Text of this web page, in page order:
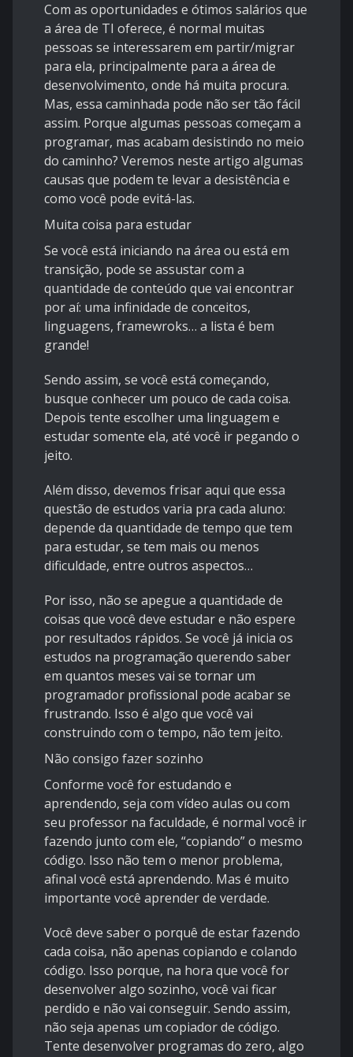
Com as oportunidades e ótimos salários que
a área de TI oferece, é normal muitas
pessoas se interessarem em partir/migrar
para ela, principalmente para a área de
desenvolvimento, onde há muita procura.
Mas, essa caminhada pode não ser tão fácil
assim. Porque algumas pessoas começam a
programar, mas acabam desistindo no meio
do caminho? Veremos neste artigo algumas
causas que podem te levar a desistência e
como você pode evitá-las.
Muita coisa para estudar
Se você está iniciando na área ou está em
transição, pode se assustar com a
quantidade de conteúdo que vai encontrar
por aí: uma infinidade de conceitos,
linguagens, framewroks… a lista é bem
grande!
Sendo assim, se você está começando,
busque conhecer um pouco de cada coisa.
Depois tente escolher uma linguagem e
estudar somente ela, até você ir pegando o
jeito.
Além disso, devemos frisar aqui que essa
questão de estudos varia pra cada aluno:
depende da quantidade de tempo que tem
para estudar, se tem mais ou menos
dificuldade, entre outros aspectos…
Por isso, não se apegue a quantidade de
coisas que você deve estudar e não espere
por resultados rápidos. Se você já inicia os
estudos na programação querendo saber
em quantos meses vai se tornar um
programador profissional pode acabar se
frustrando. Isso é algo que você vai
construindo com o tempo, não tem jeito.
Não consigo fazer sozinho
Conforme você for estudando e
aprendendo, seja com vídeo aulas ou com
seu professor na faculdade, é normal você ir
fazendo junto com ele, “copiando” o mesmo
código. Isso não tem o menor problema,
afinal você está aprendendo. Mas é muito
importante você aprender de verdade.
Você deve saber o porquê de estar fazendo
cada coisa, não apenas copiando e colando
código. Isso porque, na hora que você for
desenvolver algo sozinho, você vai ficar
perdido e não vai conseguir. Sendo assim,
não seja apenas um copiador de código.
Tente desenvolver programas do zero, algo